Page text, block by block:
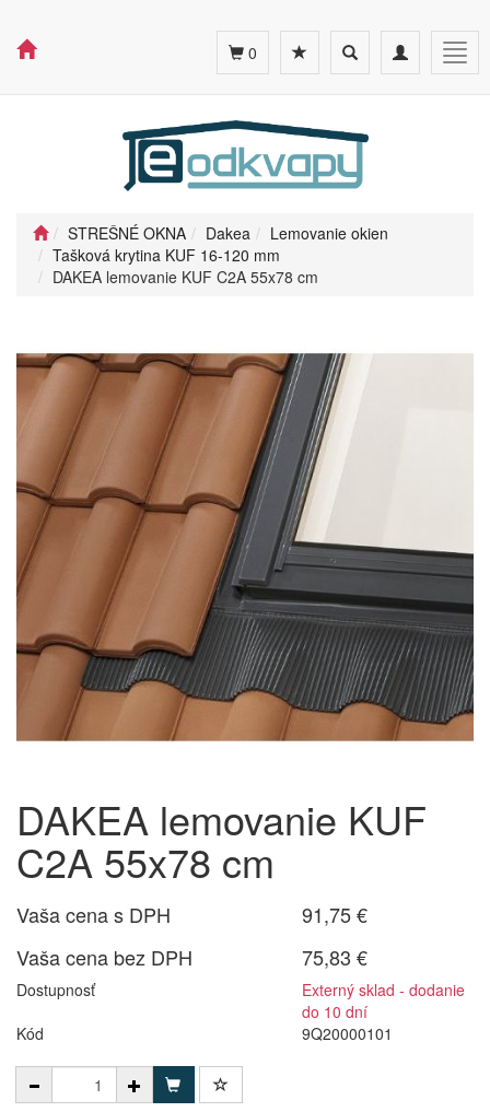
Toggle
navigation
Toggle
search
0
STREŠNÉ OKNA Dakea
Lemovanie okien
Tašková krytina KUF 16-120 mm
DAKEA lemovanie KUF C2A 55x78 cm
DAKEA lemovanie KUF
C2A 55x78 cm
Vaša cena s DPH
91,75 €
Vaša cena bez DPH
75,83 €
Dostupnosť
Externý sklad - dodanie
do 10 dní
Kód
9Q20000101